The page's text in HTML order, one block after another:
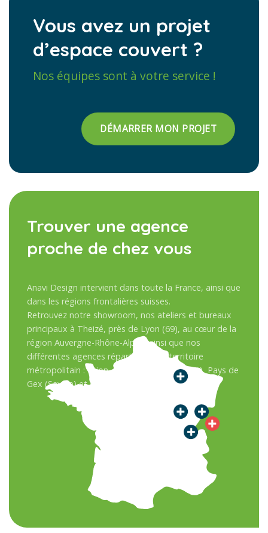
Vous avez un projet
d’espace couvert ?
Nos équipes sont à votre service !
DÉMARRER MON PROJET
Trouver une agence
proche de chez vous
Anavi Design intervient dans toute la France, ainsi que
dans les régions frontalières suisses.
Retrouvez notre showroom, nos ateliers et bureaux
principaux à Theizé, près de Lyon (69), au cœur de la
région Auvergne-Rhône-Alpes, ainsi que nos
différentes agences réparties sur le territoire
métropolitain : Dijon, Besançon, Sens (Paris), Pays de
Gex (Savoie) et en Suisse.